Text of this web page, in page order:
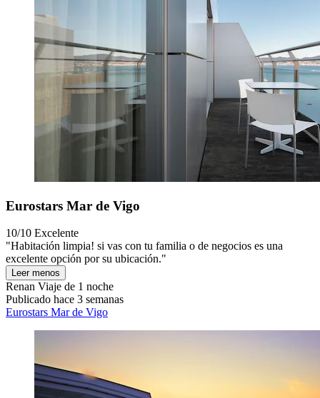
Eurostars Mar de Vigo
10/10 Excelente
"Habitación limpia! si vas con tu familia o de negocios es una
excelente opción por su ubicación."
Leer menos
Renan Viaje de 1 noche
Publicado hace 3 semanas
Eurostars Mar de Vigo